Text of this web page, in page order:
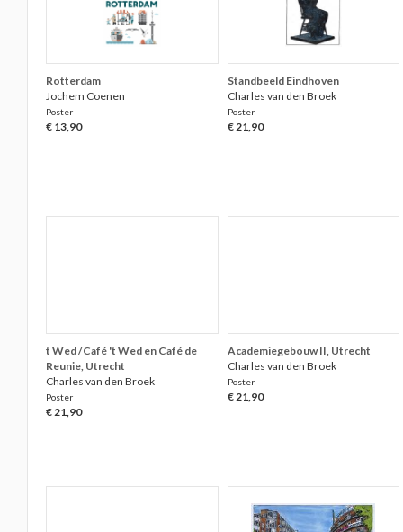
Rotterdam
Jochem Coenen
Poster
€ 13,90
Standbeeld Eindhoven
Charles van den Broek
Poster
€ 21,90
t Wed /Café 't Wed en Café de
Reunie, Utrecht
Charles van den Broek
Poster
€ 21,90
Academiegebouw II, Utrecht
Charles van den Broek
Poster
€ 21,90